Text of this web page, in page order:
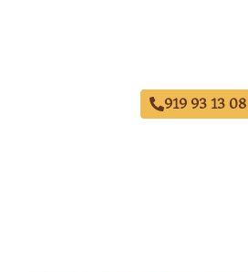
919 93 13 08